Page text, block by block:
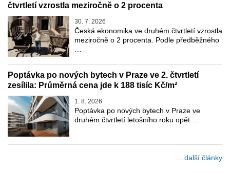
čtvrtletí vzrostla meziročně o 2 procenta
30. 7. 2026
Česká ekonomika ve druhém čtvrtletí vzrostla
meziročně o 2 procenta. Podle předběžného
Poptávka po nových bytech v Praze ve 2. čtvrtletí
zesílila: Průměrná cena jde k 188 tisíc Kč/m²
1. 8. 2026
Poptávka po nových bytech v Praze ve
druhém čtvrtletí letošního roku opět …
... další články